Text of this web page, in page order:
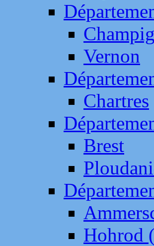
Vernon
Chartres
Brest
Hohrod